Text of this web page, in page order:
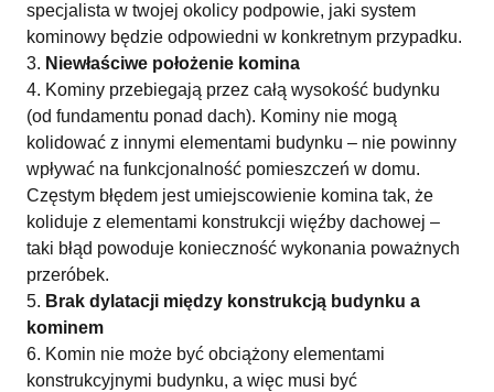
specjalista w twojej okolicy podpowie, jaki system
kominowy będzie odpowiedni w konkretnym przypadku.
Niewłaściwe położenie komina
Kominy przebiegają przez całą wysokość budynku
(od fundamentu ponad dach). Kominy nie mogą
kolidować z innymi elementami budynku – nie powinny
wpływać na funkcjonalność pomieszczeń w domu.
Częstym błędem jest umiejscowienie komina tak, że
koliduje z elementami konstrukcji więźby dachowej –
taki błąd powoduje konieczność wykonania poważnych
przeróbek.
Brak dylatacji między konstrukcją budynku a
kominem
Komin nie może być obciążony elementami
konstrukcyjnymi budynku, a więc musi być